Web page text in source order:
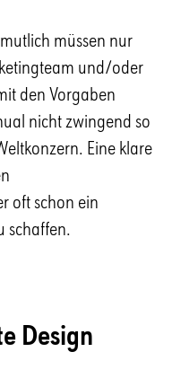
müssen nur
und/oder
den Vorgaben
nicht zwingend so
Eine klare
oft schon ein
schaffen.
Design